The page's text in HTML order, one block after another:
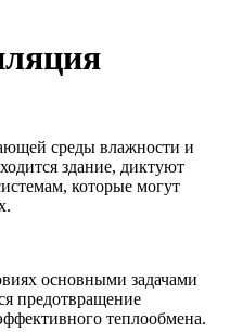
среды влажности и
здание, диктуют
которые могут
основными задачами
предотвращение
теплообмена.